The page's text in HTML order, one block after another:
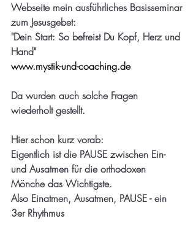
Webseite mein ausführliches Basisseminar
zum Jesusgebet:
"Dein Start: So befreist Du Kopf, Herz und
Hand"
www.mystik-und-coaching.de
Da wurden auch solche Fragen
wiederholt gestellt.
Hier schon kurz vorab:
Eigentlich ist die PAUSE zwischen Ein-
und Ausatmen für die orthodoxen
Mönche das Wichtigste.
Also Einatmen, Ausatmen, PAUSE - ein
3er Rhythmus